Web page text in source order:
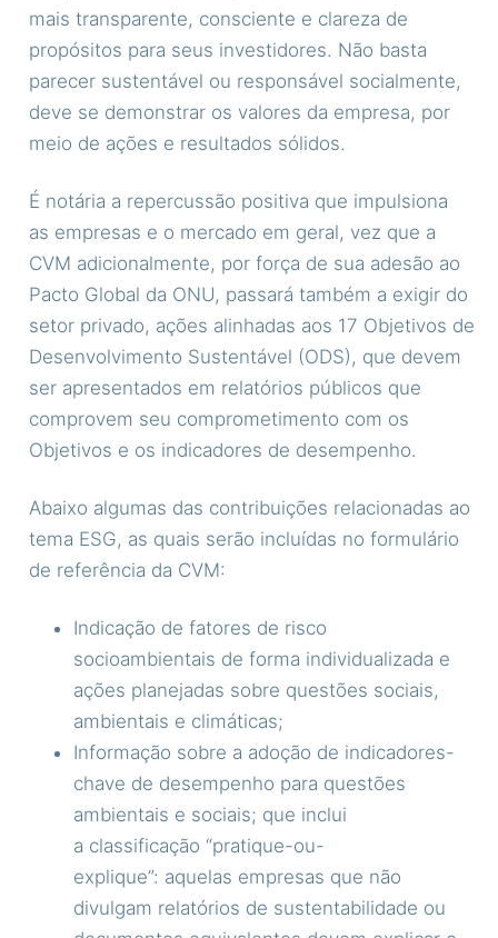
mais transparente, consciente e clareza de
propósitos para seus investidores. Não basta
parecer sustentável ou responsável socialmente,
deve se demonstrar os valores da empresa, por
meio de ações e resultados sólidos.
É notária a repercussão positiva que impulsiona
as empresas e o mercado em geral, vez que a
CVM adicionalmente, por força de sua adesão ao
Pacto Global da ONU, passará também a exigir do
setor privado, ações alinhadas aos 17 Objetivos de
Desenvolvimento Sustentável (ODS), que devem
ser apresentados em relatórios públicos que
comprovem seu comprometimento com os
Objetivos e os indicadores de desempenho.
Abaixo algumas das contribuições relacionadas ao
tema ESG, as quais serão incluídas no formulário
de referência da CVM:
Indicação de fatores de risco
socioambientais de forma individualizada e
ações planejadas sobre questões sociais,
ambientais e climáticas;
Informação sobre a adoção de indicadores-
chave de desempenho para questões
ambientais e sociais; que inclui
a classificação “pratique-ou-
explique”: aquelas empresas que não
divulgam relatórios de sustentabilidade ou